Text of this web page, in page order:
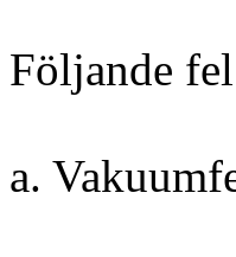
Följande
a.